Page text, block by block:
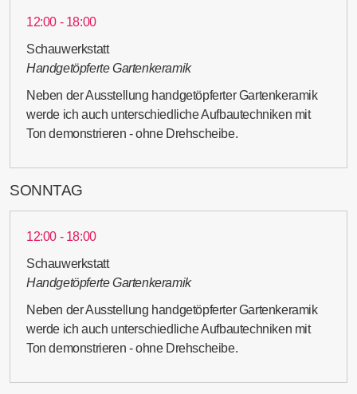
12:00 - 18:00
Schauwerkstatt
Handgetöpferte Gartenkeramik
Neben der Ausstellung handgetöpferter Gartenkeramik
werde ich auch unterschiedliche Aufbautechniken mit
Ton demonstrieren - ohne Drehscheibe.
SONNTAG
12:00 - 18:00
Schauwerkstatt
Handgetöpferte Gartenkeramik
Neben der Ausstellung handgetöpferter Gartenkeramik
werde ich auch unterschiedliche Aufbautechniken mit
Ton demonstrieren - ohne Drehscheibe.